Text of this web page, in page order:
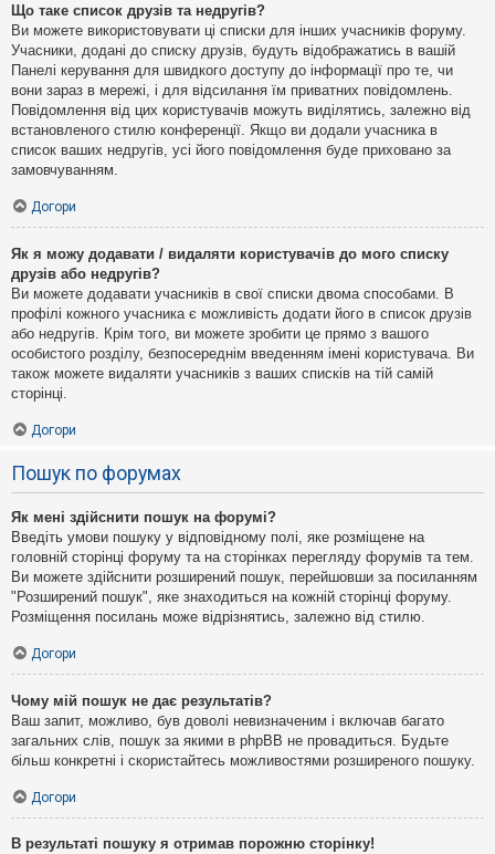
Що таке список друзів та недругів?
Ви можете використовувати ці списки для інших учасників форуму.
Учасники, додані до списку друзів, будуть відображатись в вашій
Панелі керування для швидкого доступу до інформації про те, чи
вони зараз в мережі, і для відсилання їм приватних повідомлень.
Повідомлення від цих користувачів можуть виділятись, залежно від
встановленого стилю конференції. Якщо ви додали учасника в
список ваших недругів, усі його повідомлення буде приховано за
замовчуванням.
Догори
Як я можу додавати / видаляти користувачів до мого списку
друзів або недругів?
Ви можете додавати учасників в свої списки двома способами. В
профілі кожного учасника є можливість додати його в список друзів
або недругів. Крім того, ви можете зробити це прямо з вашого
особистого розділу, безпосереднім введенням імені користувача. Ви
також можете видаляти учасників з ваших списків на тій самій
сторінці.
Догори
Пошук по форумах
Як мені здійснити пошук на форумі?
Введіть умови пошуку у відповідному полі, яке розміщене на
головній сторінці форуму та на сторінках перегляду форумів та тем.
Ви можете здійснити розширений пошук, перейшовши за посиланням
"Розширений пошук", яке знаходиться на кожній сторінці форуму.
Розміщення посилань може відрізнятись, залежно від стилю.
Догори
Чому мій пошук не дає результатів?
Ваш запит, можливо, був доволі невизначеним і включав багато
загальних слів, пошук за якими в phpBB не провадиться. Будьте
більш конкретні і скористайтесь можливостями розширеного пошуку.
Догори
В результаті пошуку я отримав порожню сторінку!